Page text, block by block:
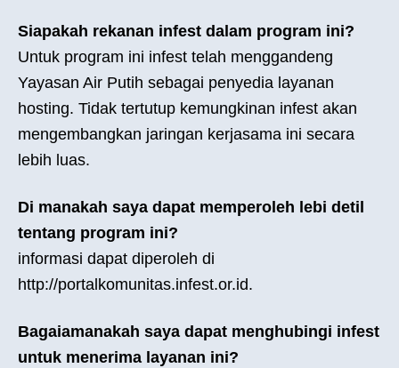
Siapakah rekanan infest dalam program ini?
Untuk program ini infest telah menggandeng
Yayasan Air Putih sebagai penyedia layanan
hosting. Tidak tertutup kemungkinan infest akan
mengembangkan jaringan kerjasama ini secara
lebih luas.
Di manakah saya dapat memperoleh lebi detil
tentang program ini?
informasi dapat diperoleh di
http://portalkomunitas.infest.or.id.
Bagaiamanakah saya dapat menghubingi infest
untuk menerima layanan ini?